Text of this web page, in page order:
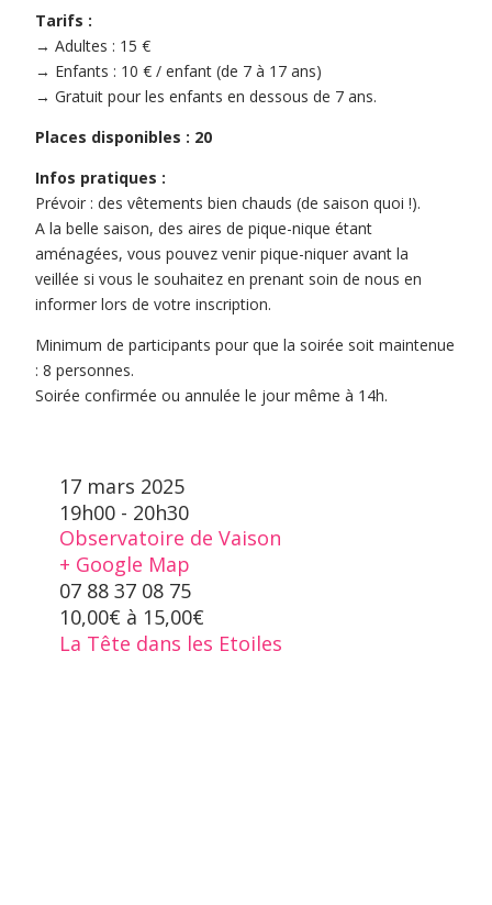
Tarifs :
→ Adultes : 15 €
→ Enfants : 10 € / enfant (de 7 à 17 ans)
→ Gratuit pour les enfants en dessous de 7 ans.
Places disponibles : 20
Infos pratiques :
Prévoir : des vêtements bien chauds (de saison quoi !).
A la belle saison, des aires de pique-nique étant
aménagées, vous pouvez venir pique-niquer avant la
veillée si vous le souhaitez en prenant soin de nous en
informer lors de votre inscription.
Minimum de participants pour que la soirée soit maintenue
: 8 personnes.
Soirée confirmée ou annulée le jour même à 14h.
17 mars 2025
19h00 - 20h30
Observatoire de Vaison
+ Google Map
07 88 37 08 75
10,00€ à 15,00€
La Tête dans les Etoiles